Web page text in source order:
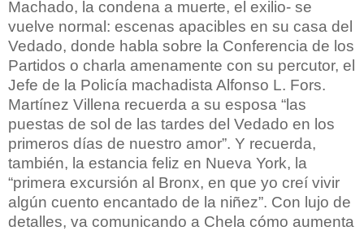
Machado, la condena a muerte, el exilio- se
vuelve normal: escenas apacibles en su casa del
Vedado, donde habla sobre la Conferencia de los
Partidos o charla amenamente con su percutor, el
Jefe de la Policía machadista Alfonso L. Fors.
Martínez Villena recuerda a su esposa “las
puestas de sol de las tardes del Vedado en los
primeros días de nuestro amor”. Y recuerda,
también, la estancia feliz en Nueva York, la
“primera excursión al Bronx, en que yo creí vivir
algún cuento encantado de la niñez”. Con lujo de
detalles, va comunicando a Chela cómo aumenta